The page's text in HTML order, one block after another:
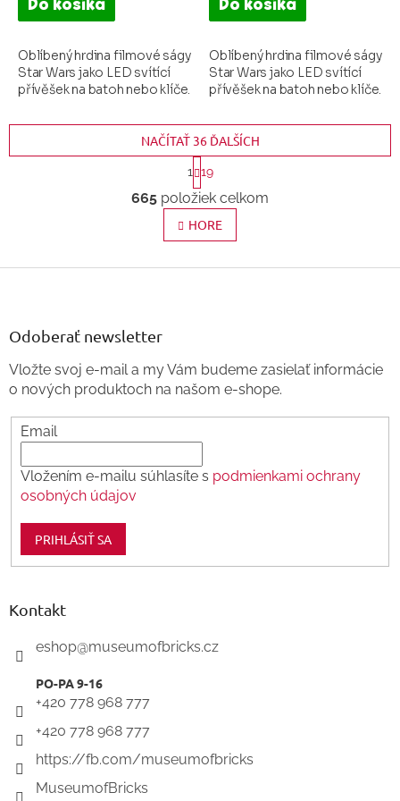
Do košíka
Oblíbený hrdina filmové ságy
Star Wars jako LED svítící
přívěšek na batoh nebo klíče.
Do košíka
Oblíbený hrdina filmové ságy
Star Wars jako LED svítící
přívěšek na batoh nebo klíče.
O
v
l
á
a
r
v
k
ý
p
i
NAČÍTAŤ 36 ĎALŠÍCH
S
t
r
á
k
n
i
1 19
665 položiek celkom
HORE
Z
Odoberať newsletter
Vložte svoj e-mail a my Vám budeme zasielať informácie
o nových produktoch na našom e-shope.
Email
Vložením e-mailu súhlasíte s podmienkami ochrany
osobných údajov
PRIHLÁSIŤ SA
Kontakt
eshop@museumofbricks.cz
+420 778 968 777
+420 778 968 777
https://fb.com/museumofbricks
MuseumofBricks